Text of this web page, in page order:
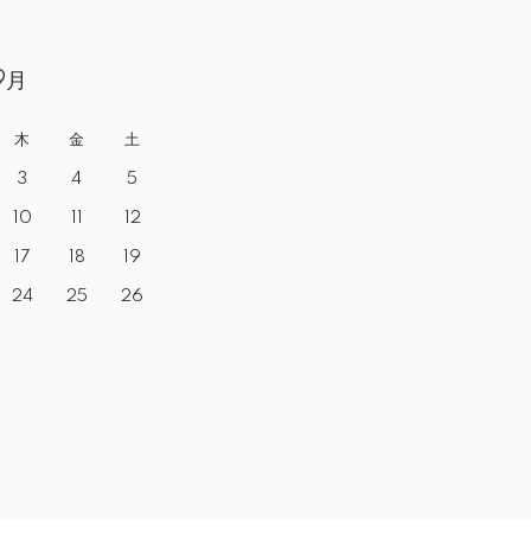
木 金 土
3 4 5
10 12
17 18 19
24 25 26